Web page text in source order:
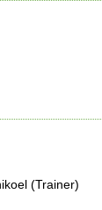
(Trainer)